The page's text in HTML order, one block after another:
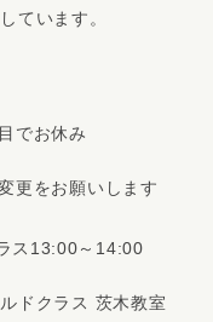
ています。
でお休み
更をお願いします
ス13:00～14:00
ドクラス 茨木教室